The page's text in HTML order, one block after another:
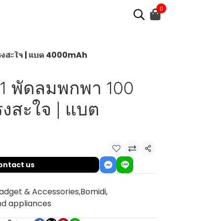
0
สะใจ | แบต 4000mAh
พัดลมพกพา 100
สะใจ | แบต
Share
us
& Accessories,Bomidi,
appliances